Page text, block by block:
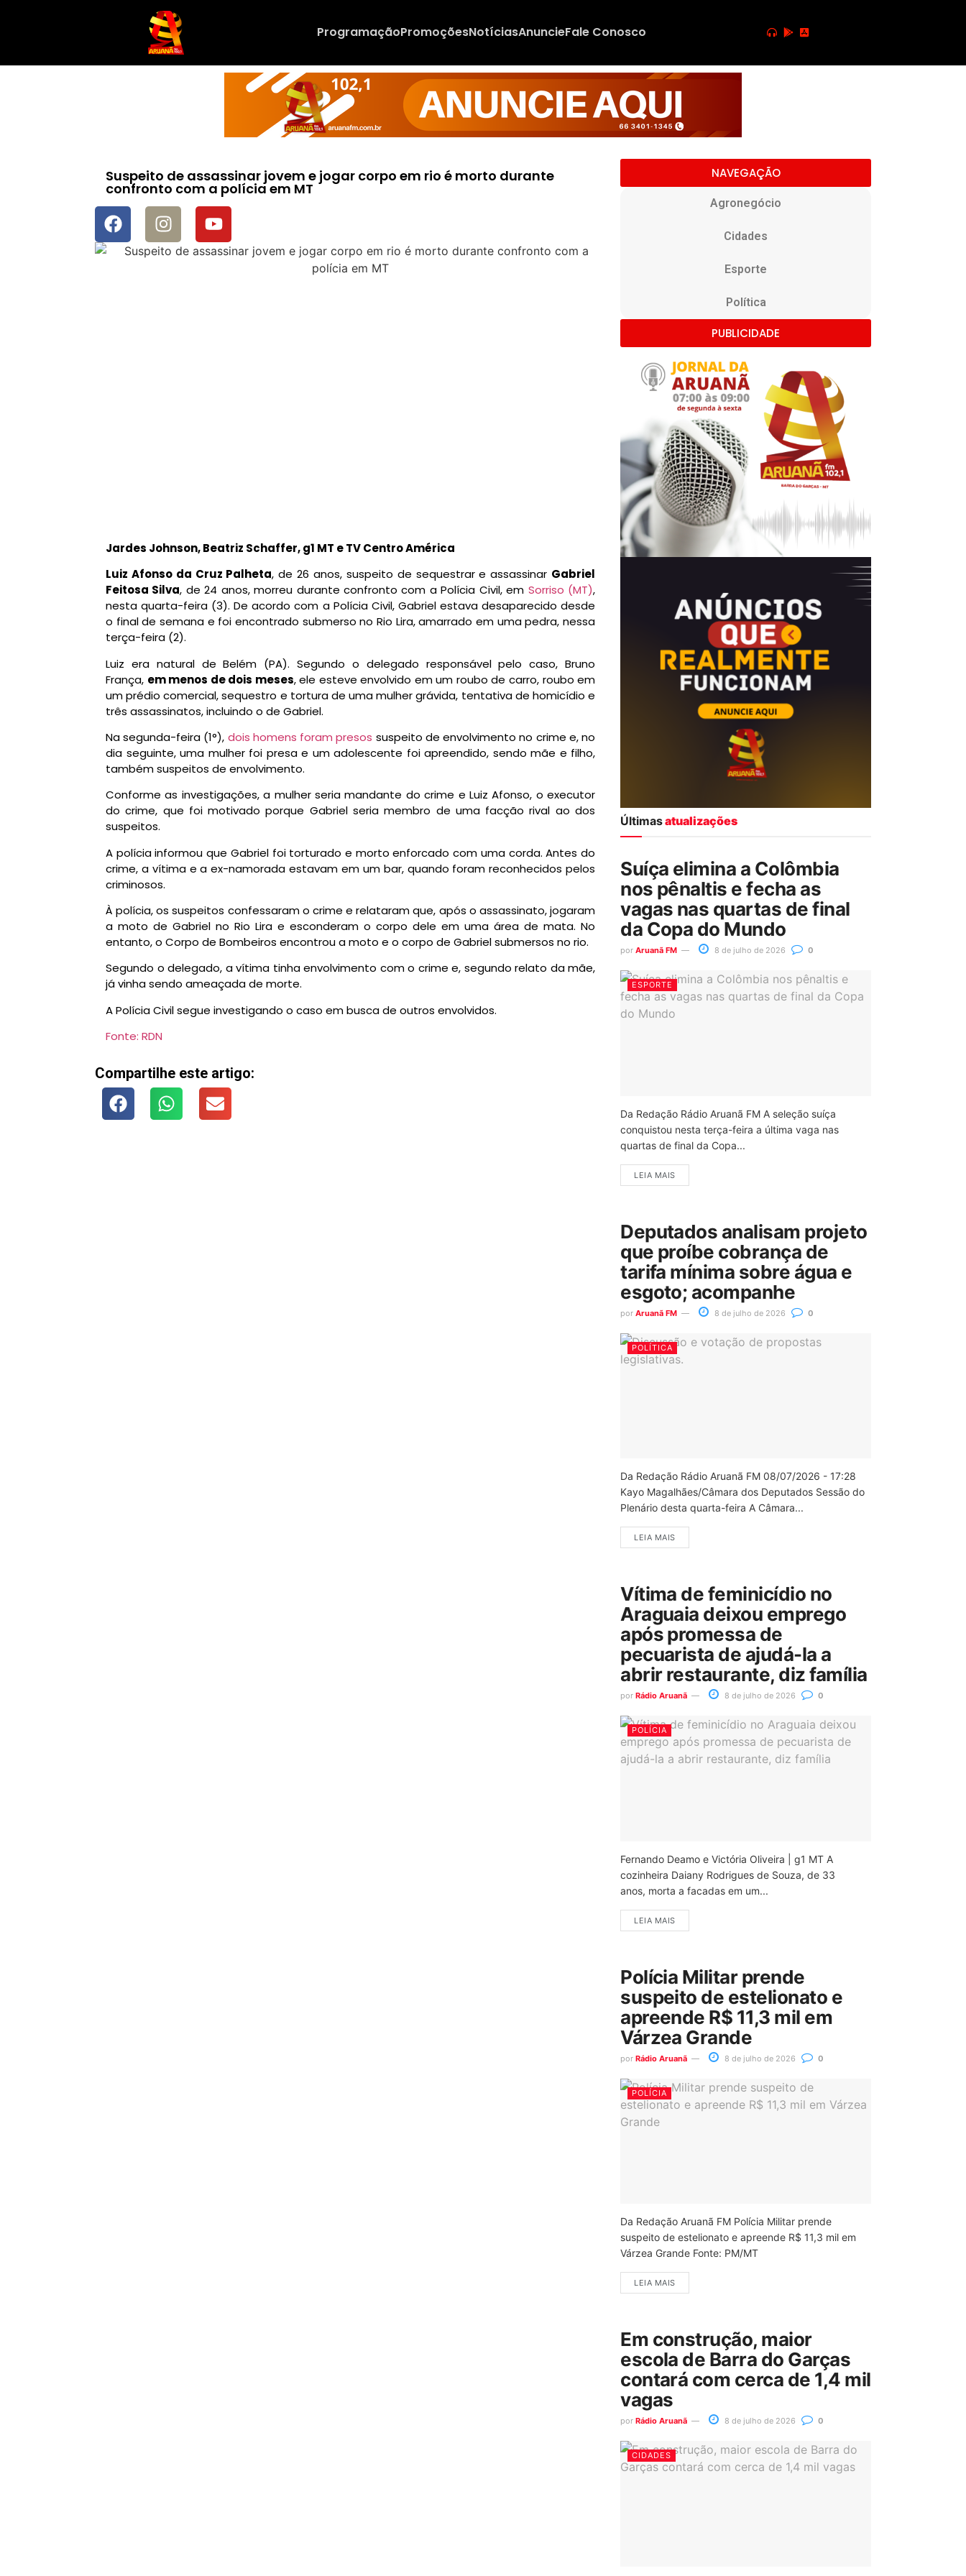
ProgramaçãoPromoçõesNotíciasAnuncieFale Conosco
Suspeito de assassinar jovem e jogar corpo em rio é morto durante
confronto com a polícia em MT
Jardes Johnson, Beatriz Schaffer, g1 MT e TV Centro América
Luiz Afonso da Cruz Palheta, de 26 anos, suspeito de sequestrar e assassinar Gabriel
Feitosa Silva, de 24 anos, morreu durante confronto com a Polícia Civil, em Sorriso (MT),
nesta quarta-feira (3). De acordo com a Polícia Civil, Gabriel estava desaparecido desde
o final de semana e foi encontrado submerso no Rio Lira, amarrado em uma pedra, nessa
terça-feira (2).
Luiz era natural de Belém (PA). Segundo o delegado responsável pelo caso, Bruno
França, em menos de dois meses, ele esteve envolvido emum roubo de carro, roubo em
um prédio comercial, sequestro e tortura de uma mulher grávida, tentativa de homicídio e
três assassinatos, incluindo o de Gabriel.
Na segunda-feira (1°), dois homens foram presos suspeito de envolvimento no crime e, no
dia seguinte, uma mulher foi presa e um adolescente foi apreendido, sendo mãe e filho,
também suspeitos de envolvimento.
Conforme as investigações,a mulher seria mandante do crime e Luiz Afonso, o executor
do crime, que foi motivado porque Gabriel seria membro de uma facção rival ao dos
suspeitos.
A polícia informou que Gabriel foi torturado e morto enforcado com uma corda. Antes do
crime, a vítima e a ex-namorada estavam em um bar, quando foram reconhecidos pelos
criminosos.
À polícia, os suspeitos confessaram o crime e relataram que, após o assassinato, jogaram
a moto de Gabriel no Rio Lira e esconderam o corpo dele em uma área de mata. No
entanto, o Corpo de Bombeiros encontrou a moto e o corpo de Gabriel submersos no rio.
Segundo o delegado, a vítima tinha envolvimento com o crime e, segundo relato da mãe,
já vinha sendo ameaçada de morte.
A Polícia Civil segue investigando o caso em busca de outros envolvidos.
Fonte: RDN
Compartilhe este artigo:
NAVEGAÇÃO
Agronegócio
Cidades
Esporte
Política
PUBLICIDADE
Últimasatualizações
Suíça elimina a Colômbia
nos pênaltis e fecha as
vagas nas quartas de final
da Copa do Mundo
por Aruanã FM 8 de julho de 2026 0
ESPORTE
Da Redação Rádio Aruanã FM A seleção suíça
conquistou nesta terça-feira a última vaga nas
quartas de final da Copa...
LEIA MAIS
Deputados analisam projeto
que proíbe cobrança de
tarifa mínima sobre água e
esgoto; acompanhe
por Aruanã FM 8 de julho de 2026 0
POLÍTICA
Da Redação Rádio Aruanã FM 08/07/2026 - 17:28
Kayo Magalhães/Câmara dos Deputados Sessão do
Plenário desta quarta-feira A Câmara...
LEIA MAIS
Vítima de feminicídio no
Araguaia deixou emprego
após promessa de
pecuarista de ajudá-la a
abrir restaurante, diz família
por Rádio Aruanã 8 de julho de 2026 0
POLÍCIA
Fernando Deamo e Victória Oliveira | g1 MT A
cozinheira Daiany Rodrigues de Souza, de 33
anos, morta a facadas em um...
LEIA MAIS
Polícia Militar prende
suspeito de estelionato e
apreende R$ 11,3 mil em
Várzea Grande
por Rádio Aruanã 8 de julho de 2026 0
POLÍCIA
Da Redação Aruanã FM Polícia Militar prende
suspeito de estelionato e apreende R$ 11,3 mil em
Várzea Grande Fonte: PM/MT
LEIA MAIS
Em construção, maior
escola de Barra do Garças
contará com cerca de 1,4 mil
vagas
por Rádio Aruanã 8 de julho de 2026 0
CIDADES